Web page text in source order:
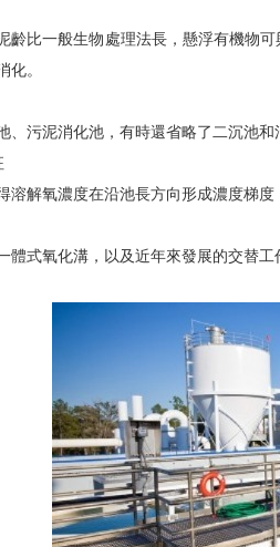
齡比一般生物處理法長，懸浮有機物
化。
、污泥消化池，有時還省略了二沉池
溶解氧濃度在沿池長方向形成濃度梯
體式氧化溝，以及近年來發展的交替